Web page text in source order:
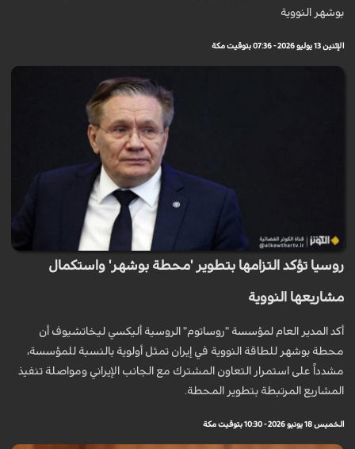
بوشهر النووية
الإثنين 13 يوليو 2026 - 07:36 بتوقيت مكة
روسيا تؤكد التزامها بتطوير 'محطة بوشهر' واستكمال
مشاريعها النووية
أكد المدير العام لمؤسسة "روساتوم" الروسية أليكسي ليخاتشيوف أن
محطة بوشهر للطاقة النووية في إيران تمثل أولوية بالنسبة للمؤسسة،
مشدداً على استمرار التعاون المشترك مع الجانب الإيراني ومواصلة تنفيذ
المشاريع المرتبطة بتطوير المحطة.
الخميس 18 يونيو 2026 - 10:30 بتوقيت مكة